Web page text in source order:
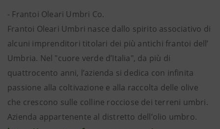
- Frantoi Oleari Umbri Co.
Frantoi Oleari Umbri nasce dallo spirito associativo di
alcuni imprenditori titolari dei più antichi frantoi dell’
Umbria. Nel "cuore verde d’Italia", da più di
quattrocento anni, l’azienda si dedica con infinita
passione alla coltivazione e alla raccolta delle olive
che crescono sulle colline rocciose dei terreni umbri.
Azienda appartenente al distretto dell’olio umbro.